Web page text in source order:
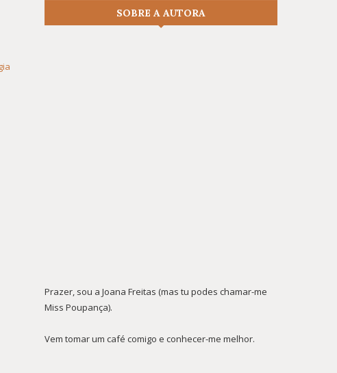
SOBRE A AUTORA
Prazer, sou a Joana Freitas (mas tu podes chamar-me
Miss Poupança).
Vem tomar um café comigo e conhecer-me melhor.